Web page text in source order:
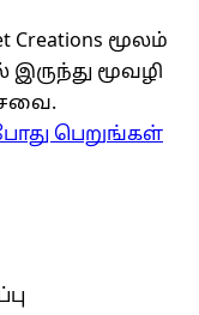
Creations மூலம்
மூவழி
பெறுங்கள்